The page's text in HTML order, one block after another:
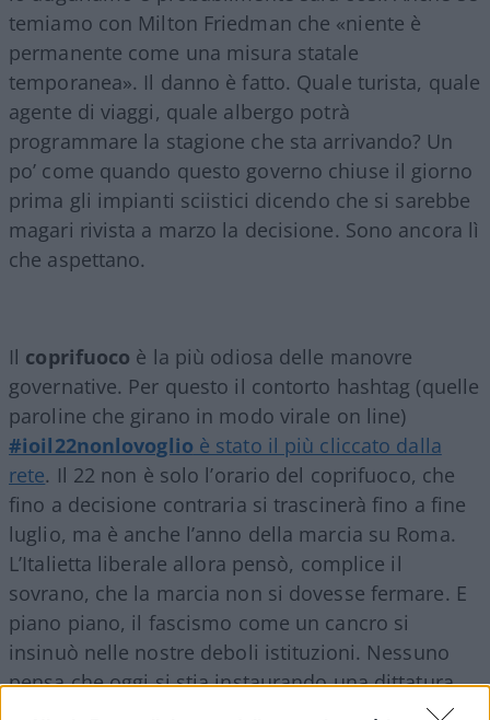
temiamo con Milton Friedman che «niente è
permanente come una misura statale
temporanea». Il danno è fatto. Quale turista, quale
agente di viaggi, quale albergo potrà
programmare la stagione che sta arrivando? Un
po’ come quando questo governo chiuse il giorno
prima gli impianti sciistici dicendo che si sarebbe
magari rivista a marzo la decisione. Sono ancora lì
che aspettano.
Il coprifuoco è la più odiosa delle manovre
governative. Per questo il contorto hashtag (quelle
paroline che girano in modo virale on line)
#ioil22nonlovoglio è stato il più cliccato dalla
rete. Il 22 non è solo l’orario del coprifuoco, che
fino a decisione contraria si trascinerà fino a fine
luglio, ma è anche l’anno della marcia su Roma.
L’Italietta liberale allora pensò, complice il
sovrano, che la marcia non si dovesse fermare. E
piano piano, il fascismo come un cancro si
insinuò nelle nostre deboli istituzioni. Nessuno
pensa che oggi si stia instaurando una dittatura.